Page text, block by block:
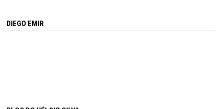
DIEGO EMIR